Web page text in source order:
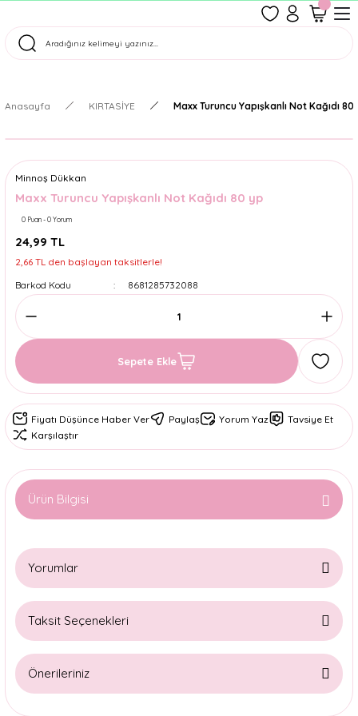
Tüm Siparişler Aynı Gün Kargoda!
Anasayfa KIRTASİYE Maxx Turuncu Yapışkanlı Not Kağıdı 80
Minnoş Dükkan
Maxx Turuncu Yapışkanlı Not Kağıdı 80 yp
0 Puan - 0 Yorum
24,99 TL
2,66 TL den başlayan taksitlerle!
Barkod Kodu
8681285732088
Sepete Ekle
Fiyatı Düşünce Haber Ver Paylaş Yorum Yaz
Tavsiye Et
Karşılaştır
Ürün Bilgisi
Yorumlar
Taksit Seçenekleri
Önerileriniz